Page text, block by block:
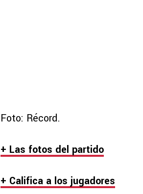
Foto: Récord.
+ Las fotos del partido
+ Califica a los jugadores